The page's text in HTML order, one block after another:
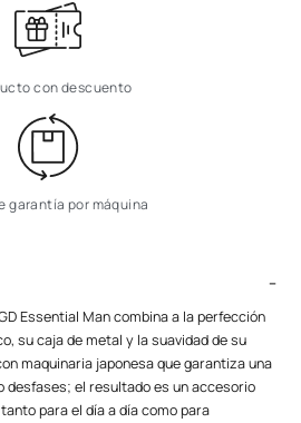
con descuento
garantía por máquina
Essential Man combina a la perfección
su caja de metal y la suavidad de su
maquinaria japonesa que garantiza una
el resultado es un accesorio
para el día a día como para